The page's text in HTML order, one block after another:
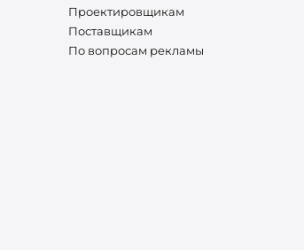
Проектировщикам
Поставщикам
По вопросам рекламы